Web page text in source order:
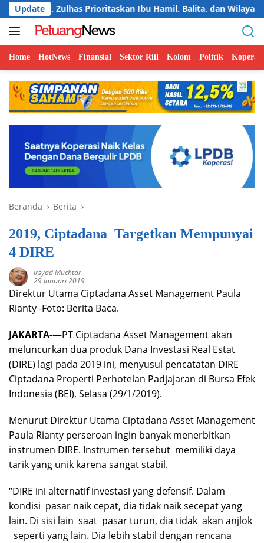
Langsung
ke
konten
Update
Prioritaskan Ibu Hamil, Balita, dan Wilayah 3T
Home HotNews Finansial Sektor Riil Kolom Politik Koperasi
Beranda Berita
2019, Ciptadana Targetkan Mempunyai
4 DIRE
Irsyad Muchtar
29 Januari 2019
Direktur Utama Ciptadana Asset Management Paula
Rianty -Foto: Berita Baca.
JAKARTA-—PT Ciptadana Asset Management akan
meluncurkan dua produk Dana Investasi Real Estat
(DIRE) lagi pada 2019 ini, menyusul pencatatan DIRE
Ciptadana Properti Perhotelan Padjajaran di Bursa Efek
Indonesia (BEI), Selasa (29/1/2019).
Menurut Direktur Utama Ciptadana Asset Management
Paula Rianty perseroan ingin banyak menerbitkan
instrumen DIRE. Instrumen tersebut memiliki daya
tarik yang unik karena sangat stabil.
“DIRE ini alternatif investasi yang defensif. Dalam
kondisi pasar naik cepat, dia tidak naik secepat yang
lain. Di sisi lain saat pasar turun, dia tidak akan anjlok
seperti yang lain. Dia lebih stabil dengan rencana